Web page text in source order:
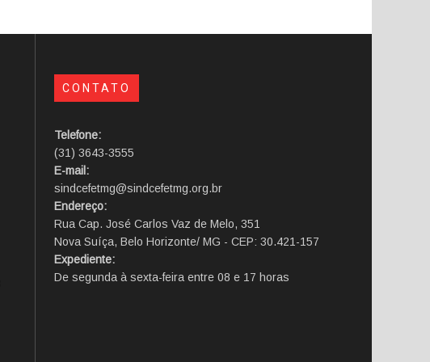
CONTATO
Telefone:
(31) 3643-3555
E-mail:
sindcefetmg@sindcefetmg.org.br
Endereço:
Rua Cap. José Carlos Vaz de Melo, 351
Nova Suíça, Belo Horizonte/ MG - CEP: 30.421-157
Expediente:
De segunda à sexta-feira entre 08 e 17 horas